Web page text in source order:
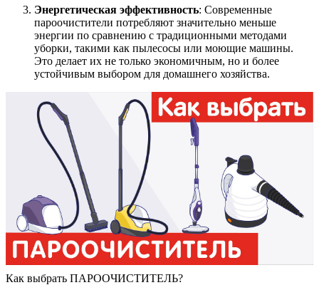
Энергетическая эффективность: Современные
пароочистители потребляют значительно меньше
энергии по сравнению с традиционными методами
уборки, такими как пылесосы или моющие машины.
Это делает их не только экономичным, но и более
устойчивым выбором для домашнего хозяйства.
Как выбрать ПАРООЧИСТИТЕЛЬ?